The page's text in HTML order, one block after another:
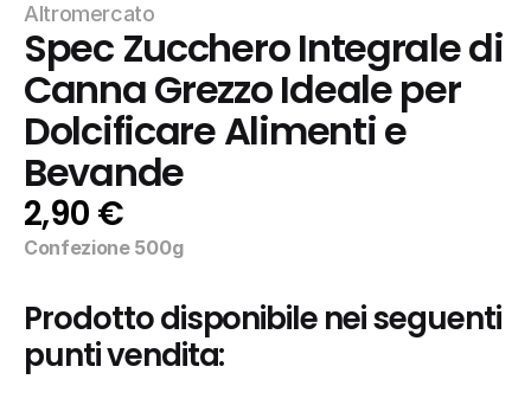
Altromercato
Spec Zucchero Integrale di
Canna Grezzo Ideale per
Dolcificare Alimenti e
Bevande
2,90 €
Confezione 500g
Prodotto disponibile nei seguenti
punti vendita: